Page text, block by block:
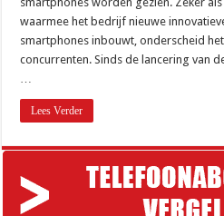
waarmee het bedrijf nieuwe
smartphones inbouwt, onderscheid
concurrenten. Sinds de lancering van
…
Lees Verder